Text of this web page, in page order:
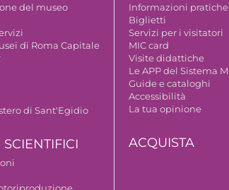
del museo
di Roma Capitale
di Sant'Egidio
SCIENTIFICI
Informazioni pratiche
Biglietti
Servizi per i visitatori
MIC card
Visite didattiche
Le APP del Sistema
Guide e cataloghi
Accessibilità
La tua opinione
ACQUISTA